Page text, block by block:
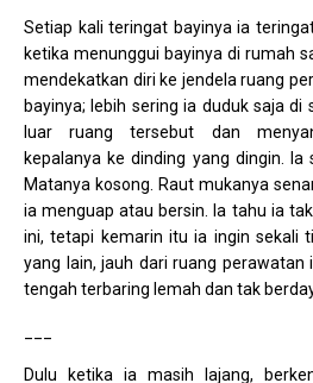
Setiap kali teringat bayinya ia
ketika menunggui bayinya di rumah
mendekatkan diri ke jendela ruang
bayinya; lebih sering ia duduk saja di
luar ruang tersebut dan
kepalanya ke dinding yang dingin. Ia
Matanya kosong. Raut mukanya
ia menguap atau bersin. Ia tahu ia
ini, tetapi kemarin itu ia ingin sekali
yang lain, jauh dari ruang perawatan
tengah terbaring lemah dan tak
Dulu ketika ia masih lajang,